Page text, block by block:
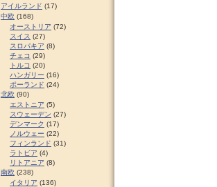
アイルランド (17)
中欧 (168)
オーストリア (72)
スイス (27)
スロパキア (8)
チェコ (29)
トルコ (20)
ハンガリー (16)
ポーランド (24)
北欧 (90)
エストニア (5)
スウェーデン (27)
デンマーク (17)
ノルウェー (22)
フィンランド (31)
ラトビア (4)
リトアニア (8)
南欧 (238)
イタリア (136)